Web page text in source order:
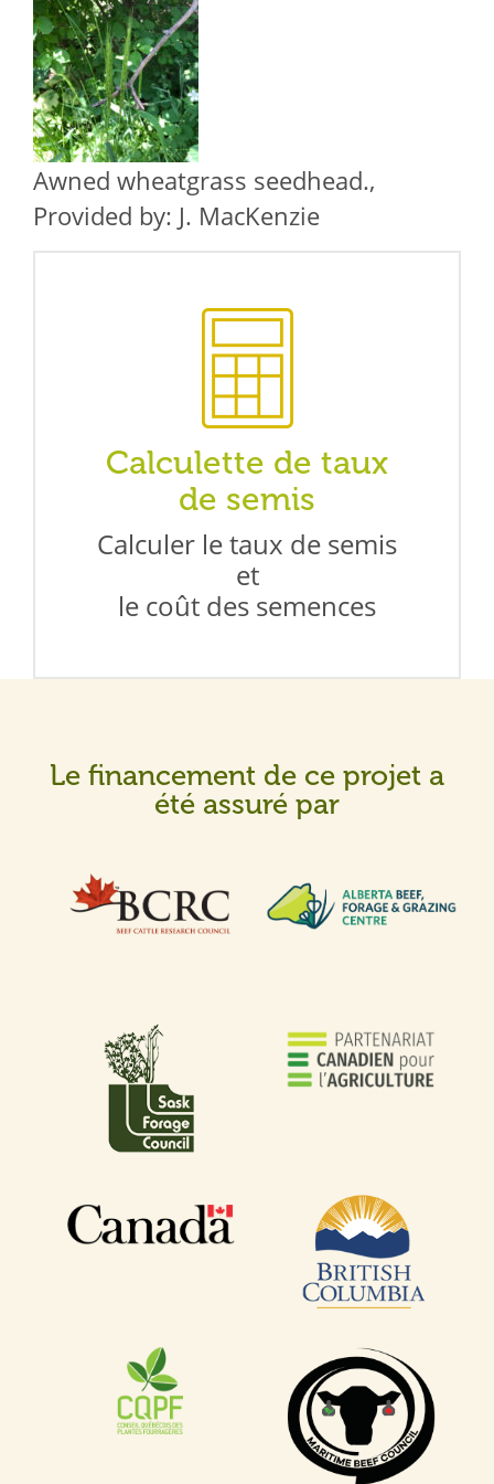
disponibles sur la durée de vie de la plante. Bien
que l’agropyre aristé soit une sous-espèce de
l’agropyre élancé, peu d’informations sont
disponibles sur sa gestion agronomique.
Awned wheatgrass seedhead.,
Provided by: J. MacKenzie
Calculette de taux
de semis
Calculer le taux de semis
et
le coût des semences
Le financement de ce projet a
été assuré par